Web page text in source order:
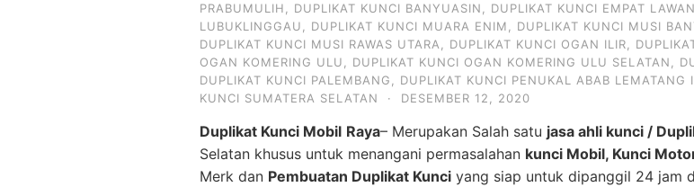
PRABUMULIH
DUPLIKAT KUNCI BANYUASIN DUPLIKAT KUNCI EMPAT
LUBUKLINGGAU
DUPLIKAT KUNCI MUARA ENIM DUPLIKAT KUNCI MUSI
DUPLIKAT KUNCI MUSI RAWAS UTARA
DUPLIKAT KUNCI OGAN ILIR
OGAN KOMERING ULU
DUPLIKAT KUNCI OGAN KOMERING ULU SELATAN
DUPLIKAT KUNCI PALEMBANG
DUPLIKAT KUNCI PENUKAL ABAB LEMATANG
KUNCI SUMATERA SELATAN
· DESEMBER 12, 2020
Duplikat Kunci Mobil Raya– Merupakan Salah satu jasa ahli kunci /
Selatan khusus untuk menangani permasalahan kunci Mobil, Kunci
Merk dan Pembuatan Duplikat Kunci yang siap untuk dipanggil 24 jam